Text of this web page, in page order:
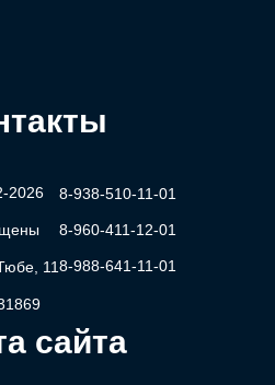
2026
11
8-938-510-11-01
8-960-411-12-01
8-988-641-11-01
сайта